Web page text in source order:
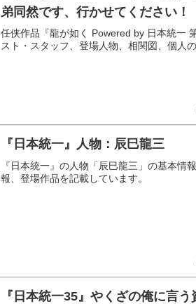
弟同然です、行かせてください！
任侠作品『龍が如く Powered by 日本統一
スト・スタッフ、登場人物、相関図、個人
『日本統一』人物：辰巳龍三
『日本統一』の人物「辰巳龍三」の基本情
報、登場作品を記載しています。
『日本統一35』やくざの俺に言う